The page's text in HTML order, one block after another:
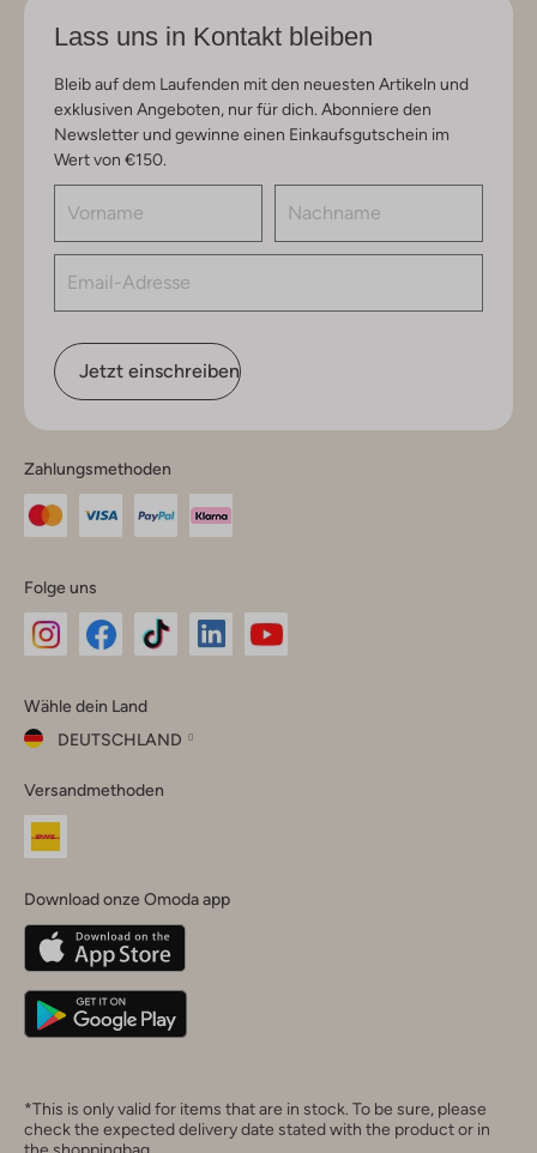
Lass uns in Kontakt bleiben
Bleib auf dem Laufenden mit den neuesten Artikeln und
exklusiven Angeboten, nur für dich. Abonniere den
Newsletter und gewinne einen Einkaufsgutschein im
Wert von €150.
Jetzt einschreiben
Zahlungsmethoden
Folge uns
Instagram
Facebook
TikTok
Wähle dein Land
DEUTSCHLAND
dein
Land
Belgique(Français)
Deutschland
Versandmethoden
Download onze Omoda app
*This is only valid for items that are in stock. To be sure, please
check the expected delivery date stated with the product or in
the shoppingbag.